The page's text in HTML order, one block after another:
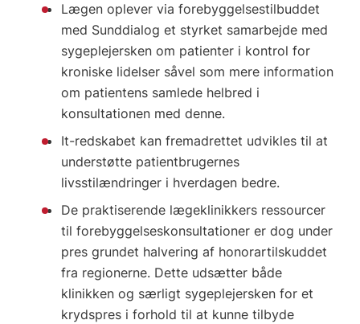
Lægen oplever via forebyggelsestilbuddet
med Sunddialog et styrket samarbejde med
sygeplejersken om patienter i kontrol for
kroniske lidelser såvel som mere information
om patientens samlede helbred i
konsultationen med denne.
It-redskabet kan fremadrettet udvikles til at
understøtte patientbrugernes
livsstilændringer i hverdagen bedre.
De praktiserende lægeklinikkers ressourcer
til forebyggelseskonsultationer er dog under
pres grundet halvering af honorartilskuddet
fra regionerne. Dette udsætter både
klinikken og særligt sygeplejersken for et
krydspres i forhold til at kunne tilbyde